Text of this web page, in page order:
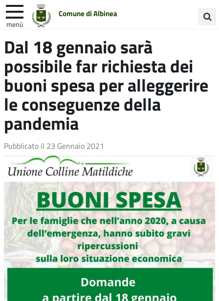
Comune di Albinea
menù
nel
sito
Entra in Comune Vivi Albinea
Unione Colline Matildiche
Dal 18 gennaio sarà
possibile far richiesta dei
buoni spesa per alleggerire
le conseguenze della
pandemia
Pubblicato il 23 Gennaio 2021